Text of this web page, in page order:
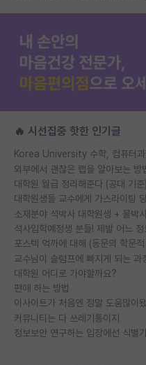
🔥 시선집중 핫한 인기글
외부에서 괜찮은 랩을 알아보는 방
대학원 월급 정리해준다 (공대 기준)
소재분야 석박사 대학원생 + 물박
교수님이 슬럼프에 빠지게 되는 과
대학원 어디로 가야할까요?
편애 하는 방법
이사이트가 처음엔 정말 도움많이됐
커뮤니티는 다 쓰레기통이지